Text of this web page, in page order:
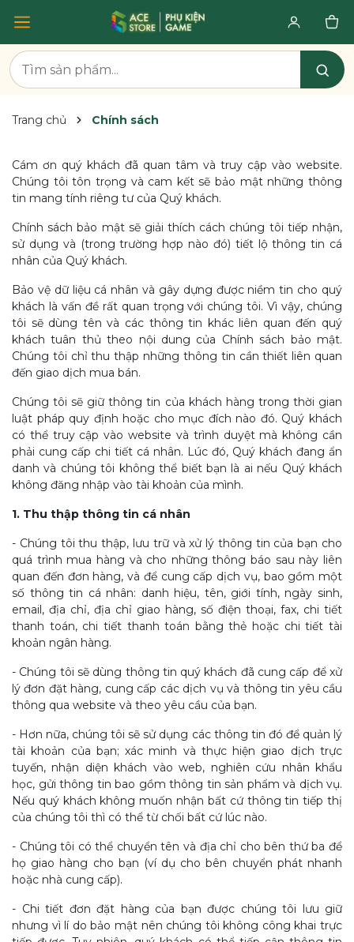
Trang chủ Chính sách
Cám ơn quý khách đã quan tâm và truy cập vào website.
Chúng tôi tôn trọng và cam kết sẽ bảo mật những thông
tin mang tính riêng tư của Quý khách.
Chính sách bảo mật sẽ giải thích cách chúng tôi tiếp nhận,
sử dụng và (trong trường hợp nào đó) tiết lộ thông tin cá
nhân của Quý khách.
Bảo vệ dữ liệu cá nhân và gây dựng được niềm tin cho quý
khách là vấn đề rất quan trọng với chúng tôi. Vì vậy, chúng
tôi sẽ dùng tên và các thông tin khác liên quan đến quý
khách tuân thủ theo nội dung của Chính sách bảo mật.
Chúng tôi chỉ thu thập những thông tin cần thiết liên quan
đến giao dịch mua bán.
Chúng tôi sẽ giữ thông tin của khách hàng trong thời gian
luật pháp quy định hoặc cho mục đích nào đó. Quý khách
có thể truy cập vào website và trình duyệt mà không cần
phải cung cấp chi tiết cá nhân. Lúc đó, Quý khách đang ẩn
danh và chúng tôi không thể biết bạn là ai nếu Quý khách
không đăng nhập vào tài khoản của mình.
1. Thu thập thông tin cá nhân
- Chúng tôi thu thập, lưu trữ và xử lý thông tin của bạn cho
quá trình mua hàng và cho những thông báo sau này liên
quan đến đơn hàng, và để cung cấp dịch vụ, bao gồm một
số thông tin cá nhân: danh hiệu, tên, giới tính, ngày sinh,
email, địa chỉ, địa chỉ giao hàng, số điện thoại, fax, chi tiết
thanh toán, chi tiết thanh toán bằng thẻ hoặc chi tiết tài
khoản ngân hàng.
- Chúng tôi sẽ dùng thông tin quý khách đã cung cấp để xử
lý đơn đặt hàng, cung cấp các dịch vụ và thông tin yêu cầu
thông qua website và theo yêu cầu của bạn.
- Hơn nữa, chúng tôi sẽ sử dụng các thông tin đó để quản lý
tài khoản của bạn; xác minh và thực hiện giao dịch trực
tuyến, nhận diện khách vào web, nghiên cứu nhân khẩu
học, gửi thông tin bao gồm thông tin sản phẩm và dịch vụ.
Nếu quý khách không muốn nhận bất cứ thông tin tiếp thị
của chúng tôi thì có thể từ chối bất cứ lúc nào.
- Chúng tôi có thể chuyển tên và địa chỉ cho bên thứ ba để
họ giao hàng cho bạn (ví dụ cho bên chuyển phát nhanh
hoặc nhà cung cấp).
- Chi tiết đơn đặt hàng của bạn được chúng tôi lưu giữ
nhưng vì lí do bảo mật nên chúng tôi không công khai trực